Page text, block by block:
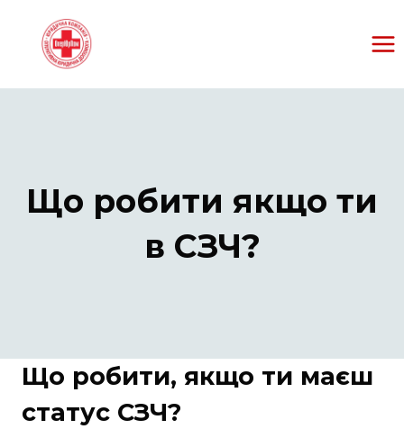
содержанию
Що робити якщо ти
в СЗЧ?
Що робити, якщо ти маєш
статус СЗЧ?